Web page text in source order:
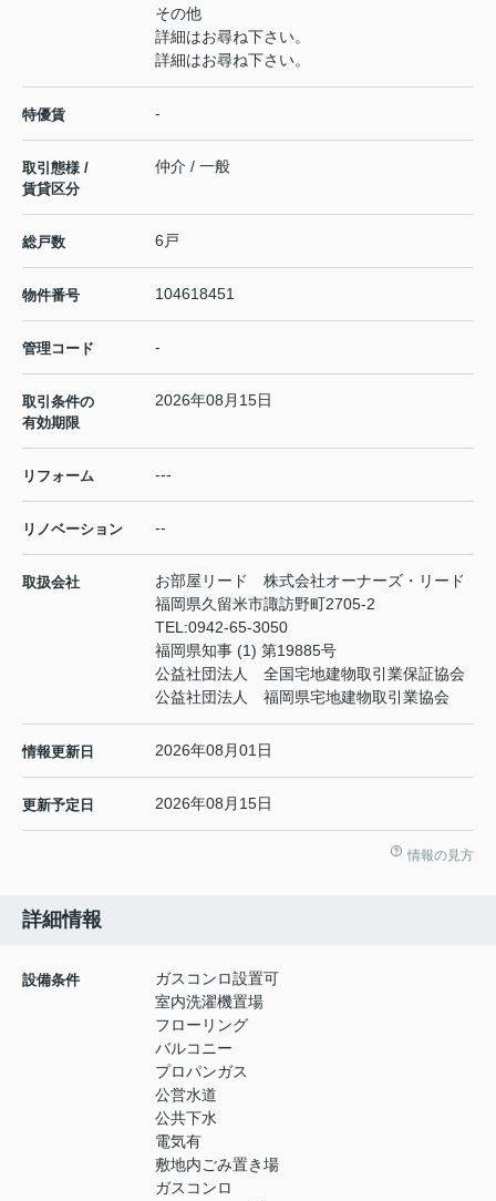
その他
詳細はお尋ね下さい。
詳細はお尋ね下さい。
特優賃 -
取引態様 /
賃貸区分
仲介 / 一般
総戸数 6戸
物件番号 104618451
管理コード -
取引条件の
有効期限
2026年08月15日
リフォーム ---
リノベーション --
取扱会社
お部屋リード 株式会社オーナーズ・リード
福岡県久留米市諏訪野町2705-2
TEL:0942-65-3050
福岡県知事 (1) 第19885号
公益社団法人 全国宅地建物取引業保証協会
公益社団法人 福岡県宅地建物取引業協会
情報更新日 2026年08月01日
更新予定日 2026年08月15日
情報の見方
詳細情報
設備条件
ガスコンロ設置可
室内洗濯機置場
フローリング
バルコニー
プロパンガス
公営水道
公共下水
電気有
敷地内ごみ置き場
ガスコンロ